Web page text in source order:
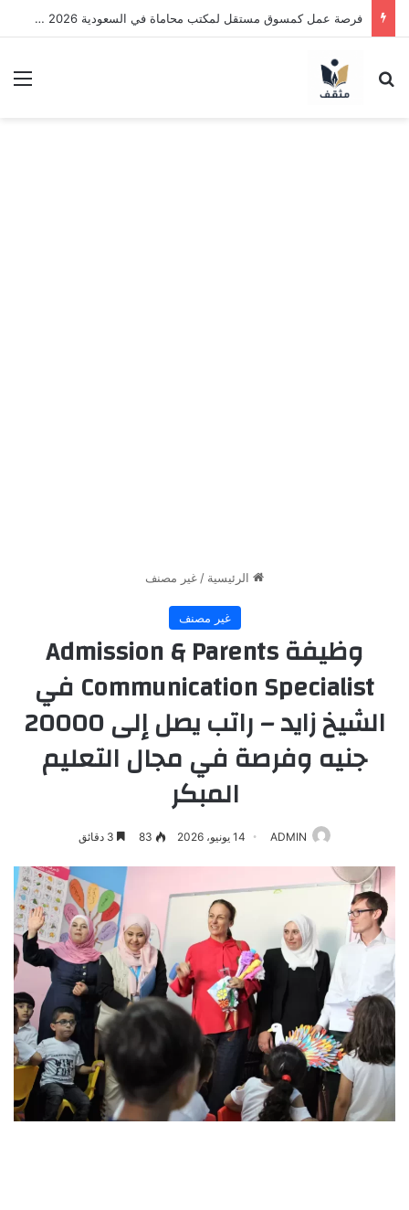
فرصة عمل كمسوق مستقل لمكتب محاماة في السعودية 2026 | اعمل بنظام العمولة وحقق دخلاً بدون خبرة
بحث عن
الرئيسية / غير مصنف
غير مصنف
وظيفة Admission & Parents
Communication Specialist في
الشيخ زايد – راتب يصل إلى 20000
جنيه وفرصة في مجال التعليم
المبكر
ADMIN 14 يونيو، 2026 83